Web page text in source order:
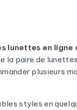
lunettes en ligne
paire de
plusieurs
styles en